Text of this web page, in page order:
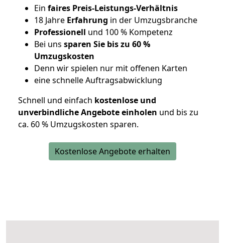
Ein faires Preis-Leistungs-Verhältnis
18 Jahre Erfahrung in der Umzugsbranche
Professionell und 100 % Kompetenz
Bei uns sparen Sie bis zu 60 %
Umzugskosten
Denn wir spielen nur mit offenen Karten
eine schnelle Auftragsabwicklung
Schnell und einfach kostenlose und
unverbindliche Angebote einholen und bis zu
ca. 60 % Umzugskosten sparen.
Kostenlose Angebote erhalten